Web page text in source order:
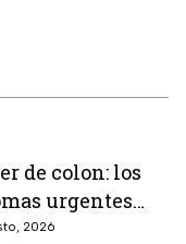
de colon: los
urgentes
advierten que
2026